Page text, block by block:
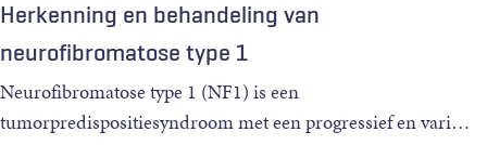
Herkenning en behandeling van
neurofibromatose type 1
Neurofibromatose type 1 (NF1) is een
tumorpredispositiesyndroom met een progressief en vari…